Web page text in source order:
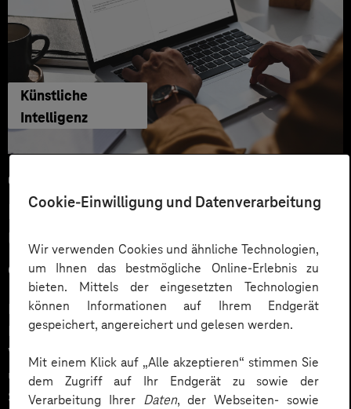
Cookie-Einwilligung und Datenverarbeitung
Wir verwenden Cookies und ähnliche Technologien,
um Ihnen das bestmögliche Online-Erlebnis zu
bieten. Mittels der eingesetzten Technologien
können Informationen auf Ihrem Endgerät
gespeichert, angereichert und gelesen werden.
Mit einem Klick auf „Alle akzeptieren“ stimmen Sie
dem Zugriff auf Ihr Endgerät zu sowie der
Verarbeitung Ihrer Daten, der Webseiten- sowie
Künstliche
Intelligenz
04.06.2026
Microsoft KI-Agenten: Wie
Unternehmen über Copilot hinaus
echten Mehrwert schaffen
Microsoft 365 Copilot ist für viele Unternehmen der
Einstieg in KI. Der nächste Schritt sind KI-Agenten, die
Wissen verfügbar machen, Prozesse automatisieren
und fundierte Entscheidungen unterstützen. Erfahren
Sie anhand konkreter Praxisbeispiele, wie